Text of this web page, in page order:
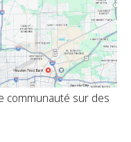
communauté sur des